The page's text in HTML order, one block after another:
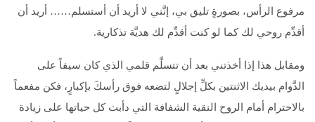
مرفوع الرأس، بصورةٍ تليق بي، إنَّني لا أريد أن أستسلم…… أريد أن
أقدِّم روحي لك كما لو كنت أقدِّم لك هديَّة تذكارية.
ومقابل هذا إذا أخذتني بعد أن تتسلَّم قلمي الذي كان سيفاً على
الدَّوام بيديك الاثنتين بكلِّ إجلالٍ لتضعه فوق رأسكَ بإكبارٍ، فكن مفعماً
بالاحترام أمام الروح النقية الشفافة التي دأبت كل حياتها على زيادة